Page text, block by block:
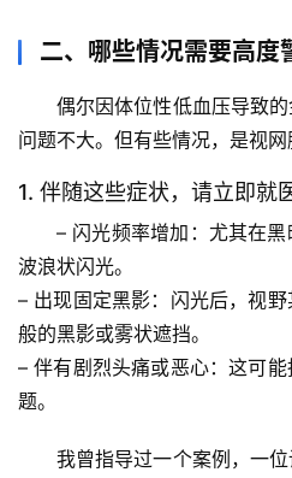
二、哪些情况需要高度
偶尔因体位性低血压导致的
问题不大。但有些情况，是视网
1. 伴随这些症状，请立即就
– 闪光频率增加 ：尤其在黑
波浪状闪光。
– 出现固定黑影：闪光后，视
般的黑影或雾状遮挡。
– 伴有剧烈头痛或恶心：这可
题。
我曾指导过一个案例，一